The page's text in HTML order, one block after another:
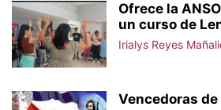
Ofrece la
un curso de
Irialys Reyes
Vencedoras